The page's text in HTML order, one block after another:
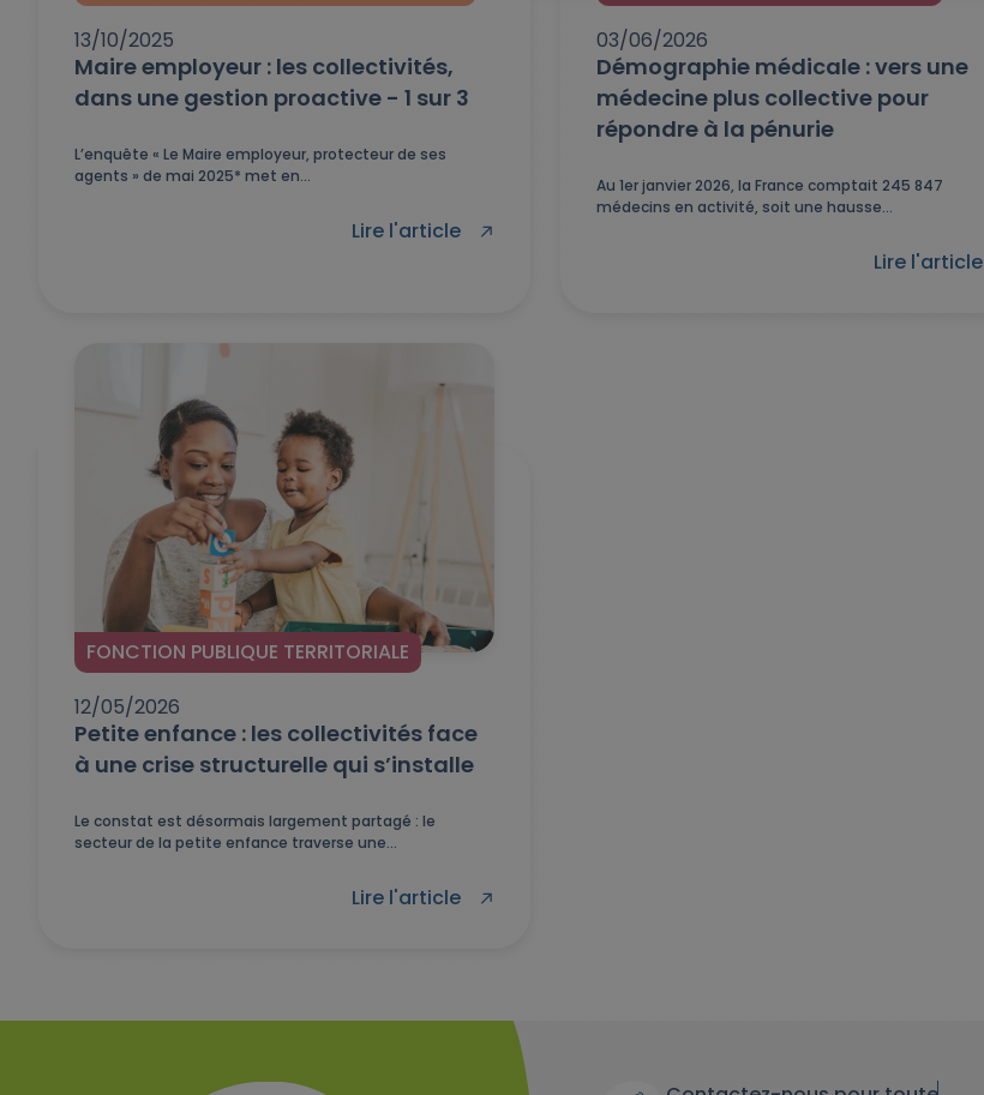
13/10/2025
Maire employeur : les collectivités,
dans une gestion proactive - 1 sur 3
L’enquête « Le Maire employeur, protecteur de ses
agents » de mai 2025* met en...
Lire l'article
03/06/2026
Démographie médicale : vers une
médecine plus collective pour
répondre à la pénurie
Au 1er janvier 2026, la France comptait 245 847
médecins en activité, soit une hausse...
Lire l'article
FONCTION PUBLIQUE TERRITORIALE
12/05/2026
Petite enfance : les collectivités face
à une crise structurelle qui s’installe
Le constat est désormais largement partagé : le
secteur de la petite enfance traverse une...
Lire l'article